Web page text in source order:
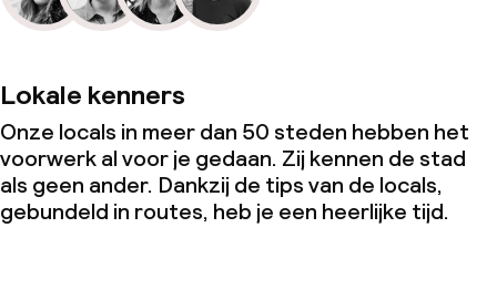
Lokale kenners
Onze locals in meer dan 50 steden hebben het
voorwerk al voor je gedaan. Zij kennen de stad
als geen ander. Dankzij de tips van de locals,
gebundeld in routes, heb je een heerlijke tijd.